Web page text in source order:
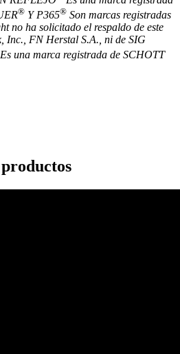
® Y P365® Son marcas registradas
no ha solicitado el respaldo de este
Inc., FN Herstal S.A., ni de SIG
Es una marca registrada de SCHOTT